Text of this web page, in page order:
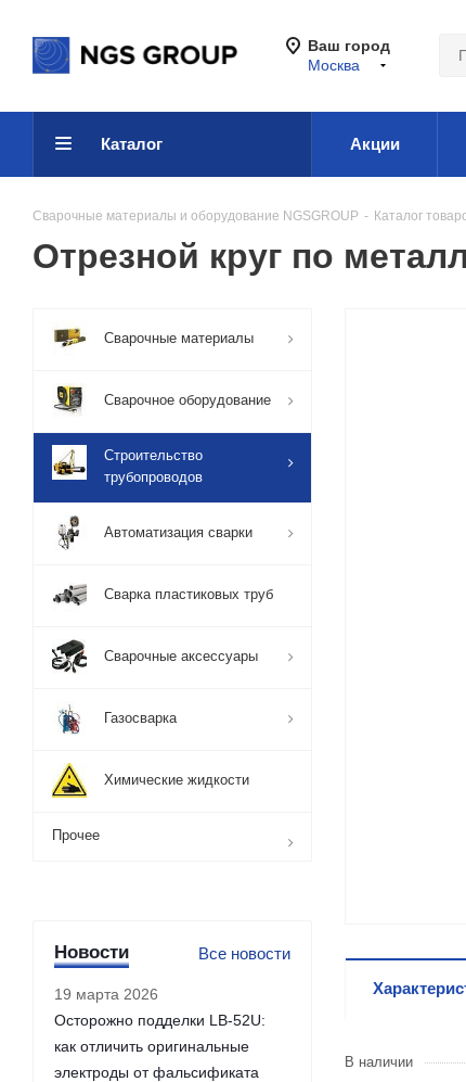
Ваш город
Москва
Каталог Акции
Сварочные материалы и оборудование NGSGROUP - Каталог
Отрезной круг по
В наличии
Сварочные материалы
Сварочное оборудование
Строительство
трубопроводов
Автоматизация сварки
Сварка пластиковых труб
Сварочные аксессуары
Газосварка
Химические жидкости
Прочее
Новости Все новости
19 марта 2026
Осторожно подделки LB-52U:
как отличить оригинальные
электроды от фальсификата